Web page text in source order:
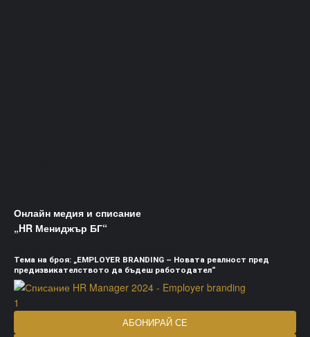
Онлайн медия и списание
„HR Мениджър БГ“
Тема на броя: „EMPLOYER BRANDING – Новата реалност пред
предизвикателството да бъдеш работодател“
АБОНИРАЙ СЕ